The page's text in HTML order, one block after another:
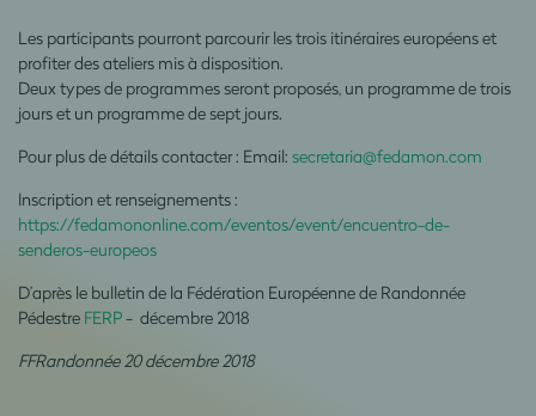
Les participants pourront parcourir les trois itinéraires européens et
profiter des ateliers mis à disposition.
Deux types de programmes seront proposés, un programme de trois
jours et un programme de sept jours.
Pour plus de détails contacter : Email: secretaria@fedamon.com
Inscription et renseignements :
https://fedamononline.com/eventos/event/encuentro-de-
senderos-europeos
D’après le bulletin de la Fédération Européenne de Randonnée
Pédestre FERP- décembre 2018
FFRandonnée 20 décembre 2018